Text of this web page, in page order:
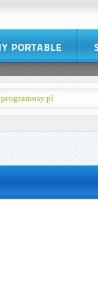
programosy.pl